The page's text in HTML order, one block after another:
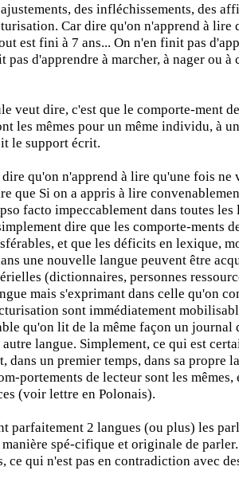
des infléchissements, des
Car dire qu'on n'apprend à lire
est fini à 7 ans... On n'en finit pas
pas d'apprendre à marcher, à nager ou à
veut dire, c'est que le comporte-ment
les mêmes pour un même individu, à
le support écrit.
qu'on n'apprend à lire qu'une fois ne
que Si on a appris à lire
facto impeccablement dans toutes les
dire que les comporte-ments
et que les déficits en lexique,
une nouvelle langue peuvent être
(dictionnaires, personnes
mais s'exprimant dans celle qu'on
sont immédiatement
qu'on lit de la même façon un journal
langue. Simplement, ce qui est
dans un premier temps, dans sa propre
portements de lecteur sont les
(voir lettre en Polonais).
parfaitement 2 langues (ou plus) les
spé-cifique et originale de
ce qui n'est pas en contradiction avec